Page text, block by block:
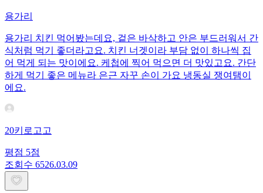
용가리
용가리 치킨 먹어봤는데요, 겉은 바삭하고 안은 부드러워서 간
식처럼 먹기 좋더라고요. 치킨 너겟이라 부담 없이 하나씩 집
어 먹게 되는 맛이에요. 케첩에 찍어 먹으면 더 맛있고요. 간단
하게 먹기 좋은 메뉴라 은근 자꾸 손이 가요 냉동실 쟁여탬이
에요.
20키로고고
평점 5점
조회수 6526.03.09